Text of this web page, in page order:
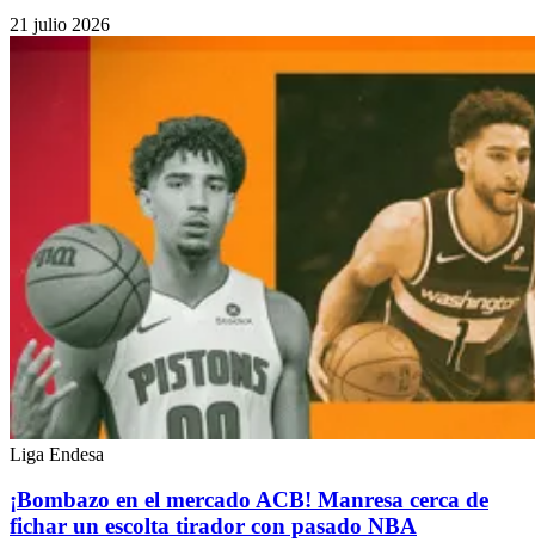
21 julio 2026
Liga Endesa
¡Bombazo en el mercado ACB! Manresa cerca de
fichar un escolta tirador con pasado NBA